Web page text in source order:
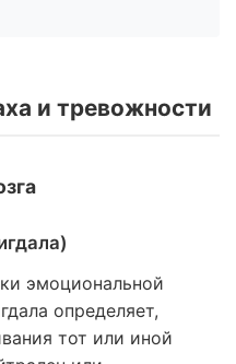
и тревожности
эмоциональной
определяет,
тот или иной